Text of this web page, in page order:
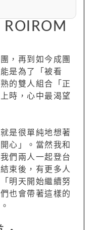
，再到如今成團
是為了「被看
的雙人組合「正
時，心中最渴望
是很單純地想著
心」。當然我和
們兩人一起登台
束後，有更多人
明天開始繼續努
也會帶著這樣的